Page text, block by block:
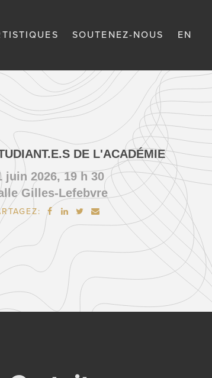
SOUTENEZ-NOUS EN
DE L'ACADÉMIE
juin 2026, 19 h 30
Gilles-Lefebvre
   